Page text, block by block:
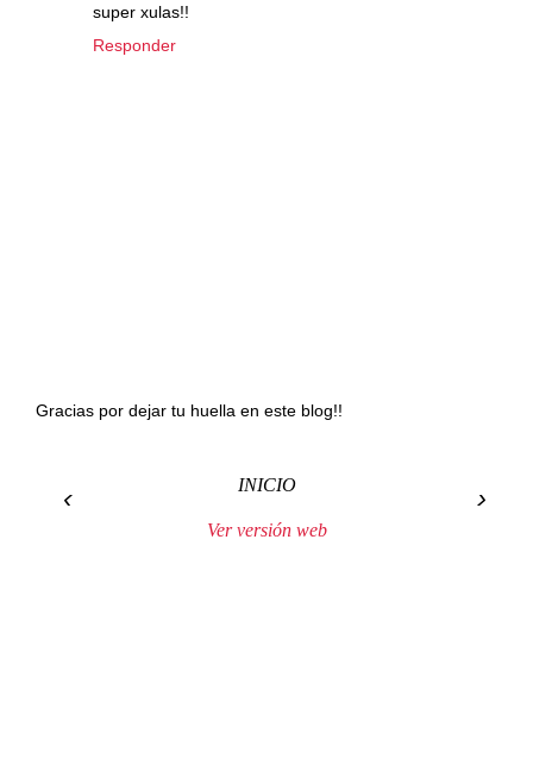
super xulas!!
Responder
Gracias por dejar tu huella en este blog!!
‹ ›
INICIO
Ver versión web